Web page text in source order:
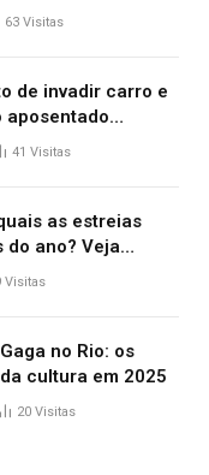
070
63 Visitas
de invadir carro e
aposentado
no trânsito
41 Visitas
as estreias
do ano? Veja
do cinema
Visitas
no Rio: os
cultura em 2025
20 Visitas